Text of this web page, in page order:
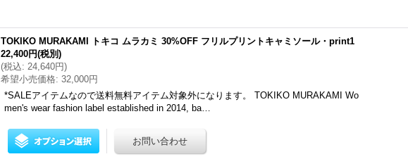
TOKIKO MURAKAMI トキコ ムラカミ 30%OFF フリルプリントキャミソール・print1
22,400円(税別)
(税込: 24,640円)
希望小売価格: 32,000円
*SALEアイテムなので送料無料アイテム対象外になります。 TOKIKO MURAKAMI Wo
men's wear fashion label established in 2014, ba…